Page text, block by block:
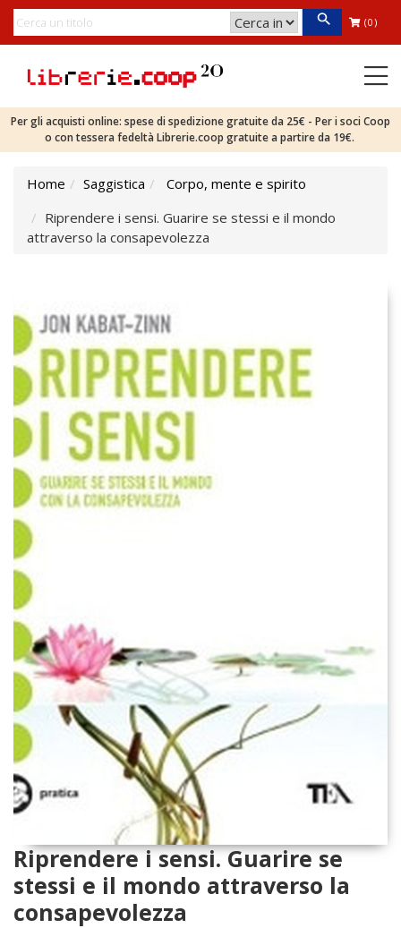
(0)
Per gli acquisti online: spese di spedizione gratuite da 25€ - Per i soci Coop
o con tessera fedeltà Librerie.coop gratuite a partire da 19€.
Home Saggistica
Corpo, mente e spirito
Riprendere i sensi. Guarire se stessi e il mondo
attraverso la consapevolezza
Riprendere i sensi. Guarire se
stessi e il mondo attraverso la
consapevolezza